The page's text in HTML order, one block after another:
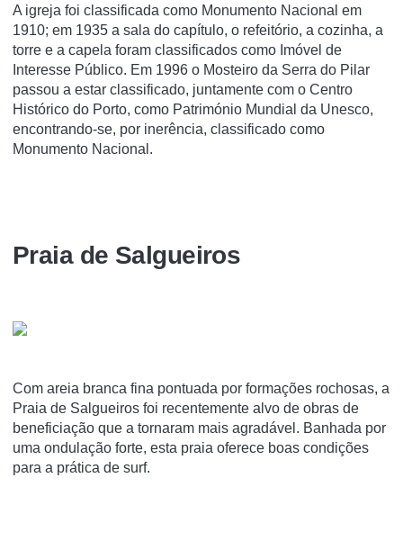
A igreja foi classificada como Monumento Nacional em
1910; em 1935 a sala do capí­tulo, o refeitório, a cozinha, a
torre e a capela foram classificados como Imóvel de
Interesse Público. Em 1996 o Mosteiro da Serra do Pilar
passou a estar classificado, juntamente com o Centro
Histórico do Porto, como Património Mundial da Unesco,
encontrando-se, por inerência, classificado como
Monumento Nacional.
Praia de Salgueiros
Com areia branca fina pontuada por formações rochosas, a
Praia de Salgueiros foi recentemente alvo de obras de
beneficiação que a tornaram mais agradável. Banhada por
uma ondulação forte, esta praia oferece boas condições
para a prática de surf.